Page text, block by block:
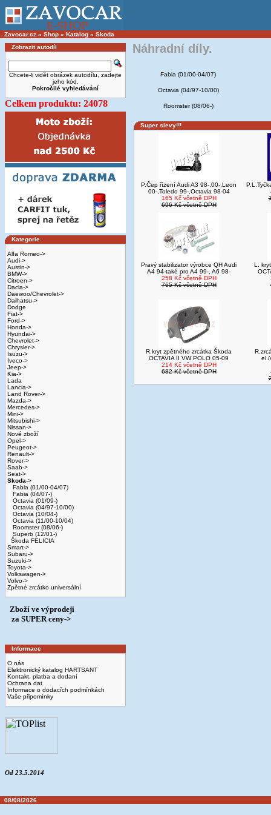
Zavocar.cz » Shop » Katalog » Skoda
Zobrazit autodíl
Chcete-li vidět obrázek autodílu, zadejte
jeho kód.
Pokročilé vyhledávání
Celkem produktu: 24078
Kategorie
Alfa Romeo->
Audi->
Austin->
BMW->
Citroen->
Dacia->
Daewoo/Chevrolet->
Daihatsu->
Dodge
Fiat->
Ford->
Honda->
Hyundai->
Chevrolet->
Chrysler->
Isuzu->
Iveco->
Jeep->
Kia->
Lada
Lancia->
Land Rover->
Mazda->
Mercedes->
Mini->
Mitsubishi->
Nissan->
Nové zboží
Opel->
Peugeot->
Renault->
Rover->
Saab->
Seat->
Skoda->
Fabia (01/00-04/07)
Fabia (04/07-)
Octavia (01/09-)
Octavia (04/97-10/00)
Octavia (10/04-)
Octavia (11/00-10/04)
Roomster (08/06-)
Superb (12/01-)
Škoda FELICIA
Smart->
Subaru->
Suzuki->
Toyota->
Volkswagen->
Volvo->
Zpětné zrcátko universální
Zboží ve výprodeji
­ za SUPER ceny->
Informace
O nás
Elektronický katalog HARTSANT
Kontakt, platba a dodaní
Ochrana dat
Informace o dodacích podmínkách
Vaše připomínky
Od 23.5.2014
Náhradní díly.
Fabia (01/00-04/07)
Octavia (04/97-10/00)
Roomster (08/06-)
Super slevy!!!
P.Čep řízení Audi A3 98-,00-,Leon
00-,Toledo 99-,Octavia 98-04
165 Kč včetně DPH
696 Kč včetně DPH
Pravý stabilizator výrobce QH Audi
A4 94-také pro A4 99-, A6 98-
258 Kč včetně DPH
765 Kč včetně DPH
L.
R.kryt zpětného zrcátka Škoda
OCTAVIA II VW POLO 05-09
214 Kč včetně DPH
682 Kč včetně DPH
el./
08/08/2026